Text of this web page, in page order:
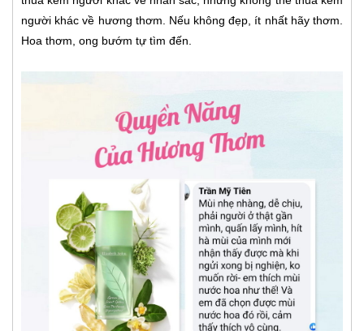
người khác về hương thơm. Nếu không đẹp, ít nhất hãy thơm.
Hoa thơm, ong bướm tự tìm đến.